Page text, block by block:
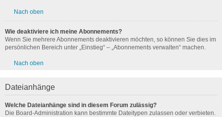
Nach oben
Wie deaktiviere ich meine Abonnements?
Wenn Sie mehrere Abonnements deaktivieren möchten, so können Sie dies im
persönlichen Bereich unter „Einstieg“ – „Abonnements verwalten“ machen.
Nach oben
Dateianhänge
Welche Dateianhänge sind in diesem Forum zulässig?
Die Board-Administration kann bestimmte Dateitypen zulassen oder verbieten.